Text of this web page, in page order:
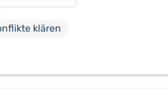
klären